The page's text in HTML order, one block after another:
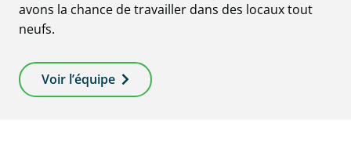
avons la chance de travailler dans des locaux tout
neufs.
Voir l’équipe